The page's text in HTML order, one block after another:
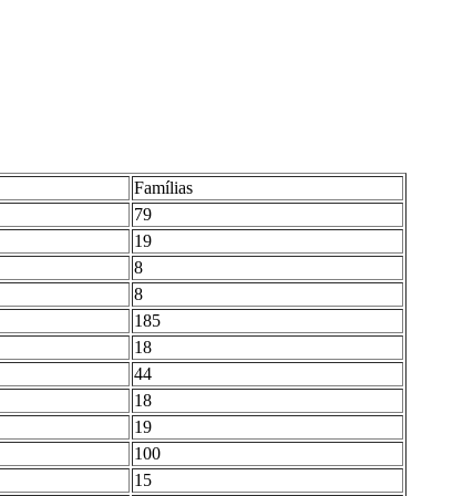
Famílias
79
19
8
8
185
18
44
18
19
100
15